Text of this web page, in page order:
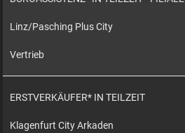
Linz/Pasching Plus City
Vertrieb
ERSTVERKÄUFER* IN TEILZEIT
Klagenfurt City Arkaden